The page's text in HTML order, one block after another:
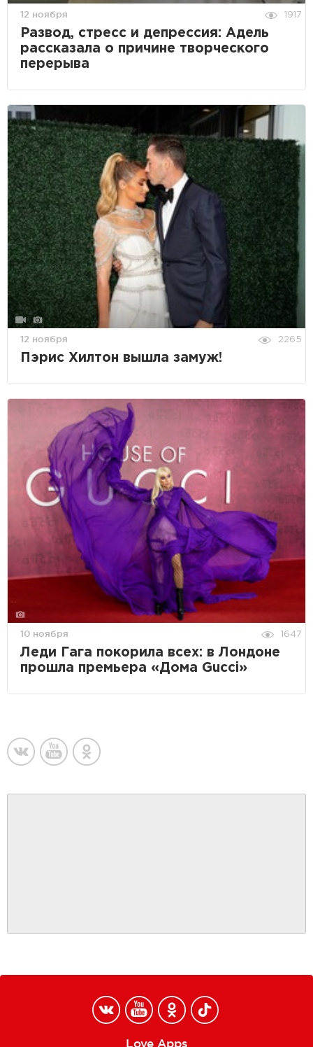
12 ноября 1917
Развод, стресс и депрессия: Адель
рассказала о причине творческого
перерыва
12 ноября 2265
Пэрис Хилтон вышла замуж!
10 ноября 1647
Леди Гага покорила всех: в Лондоне
прошла премьера «Дома Gucci»
Love Apps